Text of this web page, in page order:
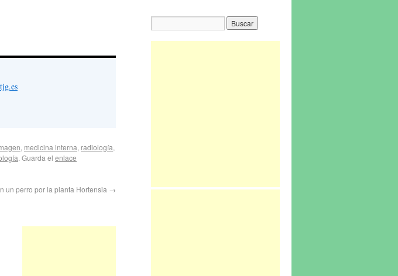
, medicina interna, radiología,
. Guarda el enlace
un perro por la planta Hortensia →